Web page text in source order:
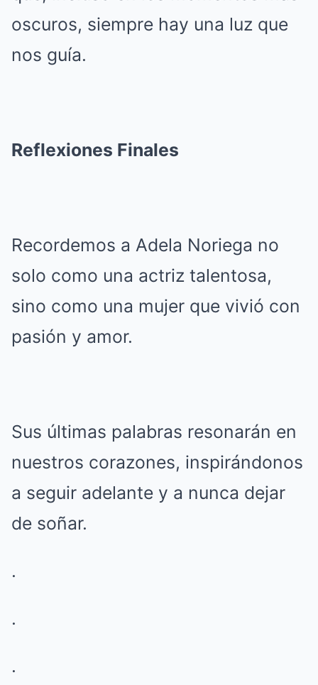
oscuros, siempre hay una luz que
nos guía.
Reflexiones Finales
Recordemos a Adela Noriega no
solo como una actriz talentosa,
sino como una mujer que vivió con
pasión y amor.
Sus últimas palabras resonarán en
nuestros corazones, inspirándonos
a seguir adelante y a nunca dejar
de soñar.
.
.
.